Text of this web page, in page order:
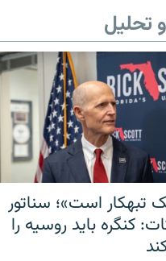
تحلیل
تبهکار است»؛ سناتور
کنگره باید روسیه را